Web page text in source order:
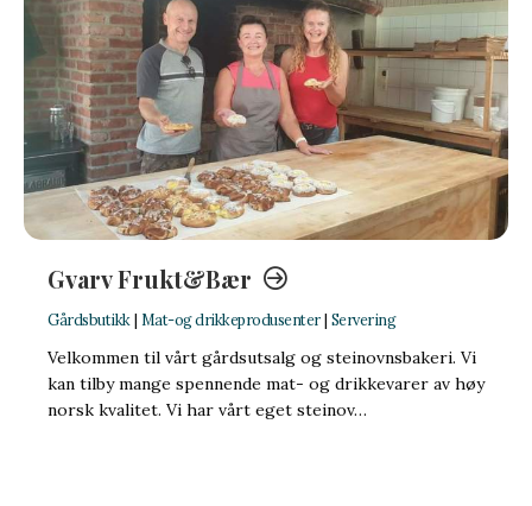
Gvarv Frukt&Bær
Gårdsbutikk| Mat-og drikkeprodusenter| Servering
Velkommen til vårt gårdsutsalg og steinovnsbakeri. Vi
kan tilby mange spennende mat- og drikkevarer av høy
norsk kvalitet. Vi har vårt eget steinov…